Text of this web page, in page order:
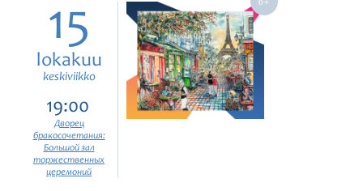
15
lokakuu
keskiviikko
19:00
Дворец
бракосочетания:
Большой зал
торжественных
церемоний